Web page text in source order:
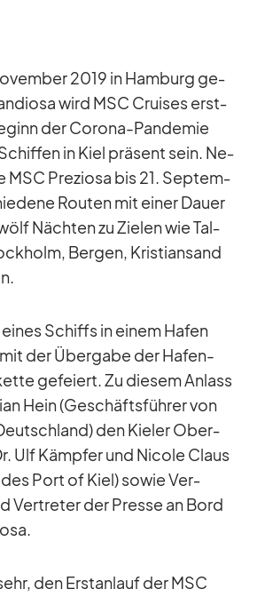
2019 in Ham­burg ge­
wird MSC Crui­ses erst­
der Co­rona-Pan­de­mie
in Kiel prä­sent sein. Ne­
MSC Pre­ziosa bis 21. Sep­tem­
Rou­ten mit ei­ner Dauer
Näch­ten zu Zie­len wie Tal­
Ber­gen, Kris­ti­an­sand
Schiffs in ei­nem Ha­fen
der Über­gabe der Ha­fen-
ge­fei­ert. Zu die­sem An­lass
Hein (Ge­schäfts­füh­rer von
den Kie­ler Ober­
Ulf Kämp­fer und Ni­cole Claus
Port of Kiel) so­wie Ver­
Ver­tre­ter der Presse an Bord
den Erst­an­lauf der MSC